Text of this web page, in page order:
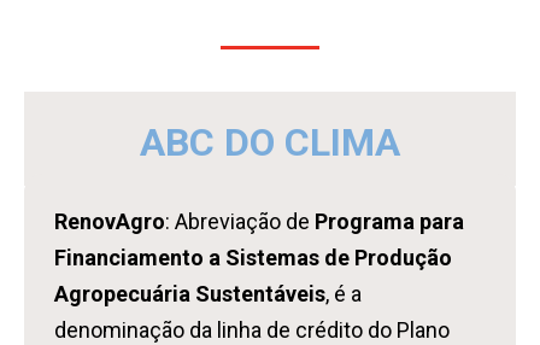
ABC DO CLIMA
RenovAgro: Abreviação de Programa para
Financiamento a Sistemas de Produção
Agropecuária Sustentáveis, é a
denominação da linha de crédito do Plano